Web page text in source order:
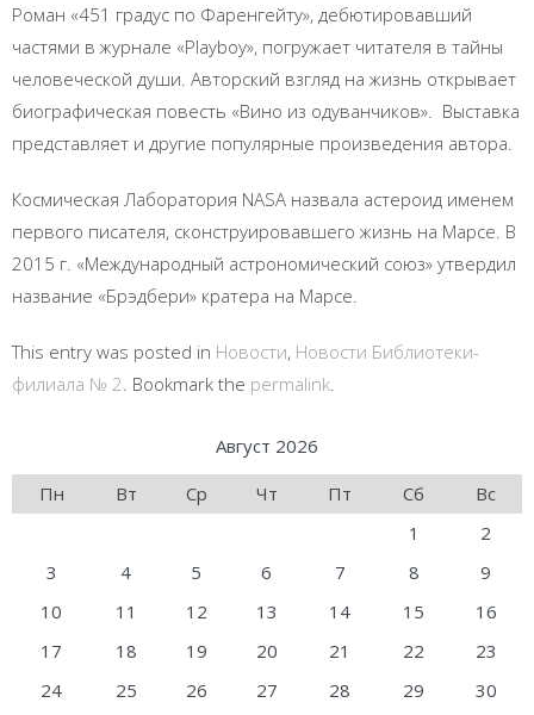
Роман «451 градус по Фаренгейту», дебютировавший
частями в журнале «Playboy», погружает читателя в тайны
человеческой души. Авторский взгляд на жизнь открывает
биографическая повесть «Вино из одуванчиков». Выставка
представляет и другие популярные произведения автора.
Космическая Лаборатория NASA назвала астероид именем
первого писателя, сконструировавшего жизнь на Марсе. В
2015 г. «Международный астрономический союз» утвердил
название «Брэдбери» кратера на Марсе.
This entry was posted in Новости, Новости Библиотеки-
филиала № 2 . Bookmark the permalink
Август 2026
Пн
Вт Ср Чт Пт Сб
Вс
1
2
3
4 5 6 7 8
9
10
11 12 13 14 15
16
17
18 19 20 21 22
23
24
25 26 27 28 29
30